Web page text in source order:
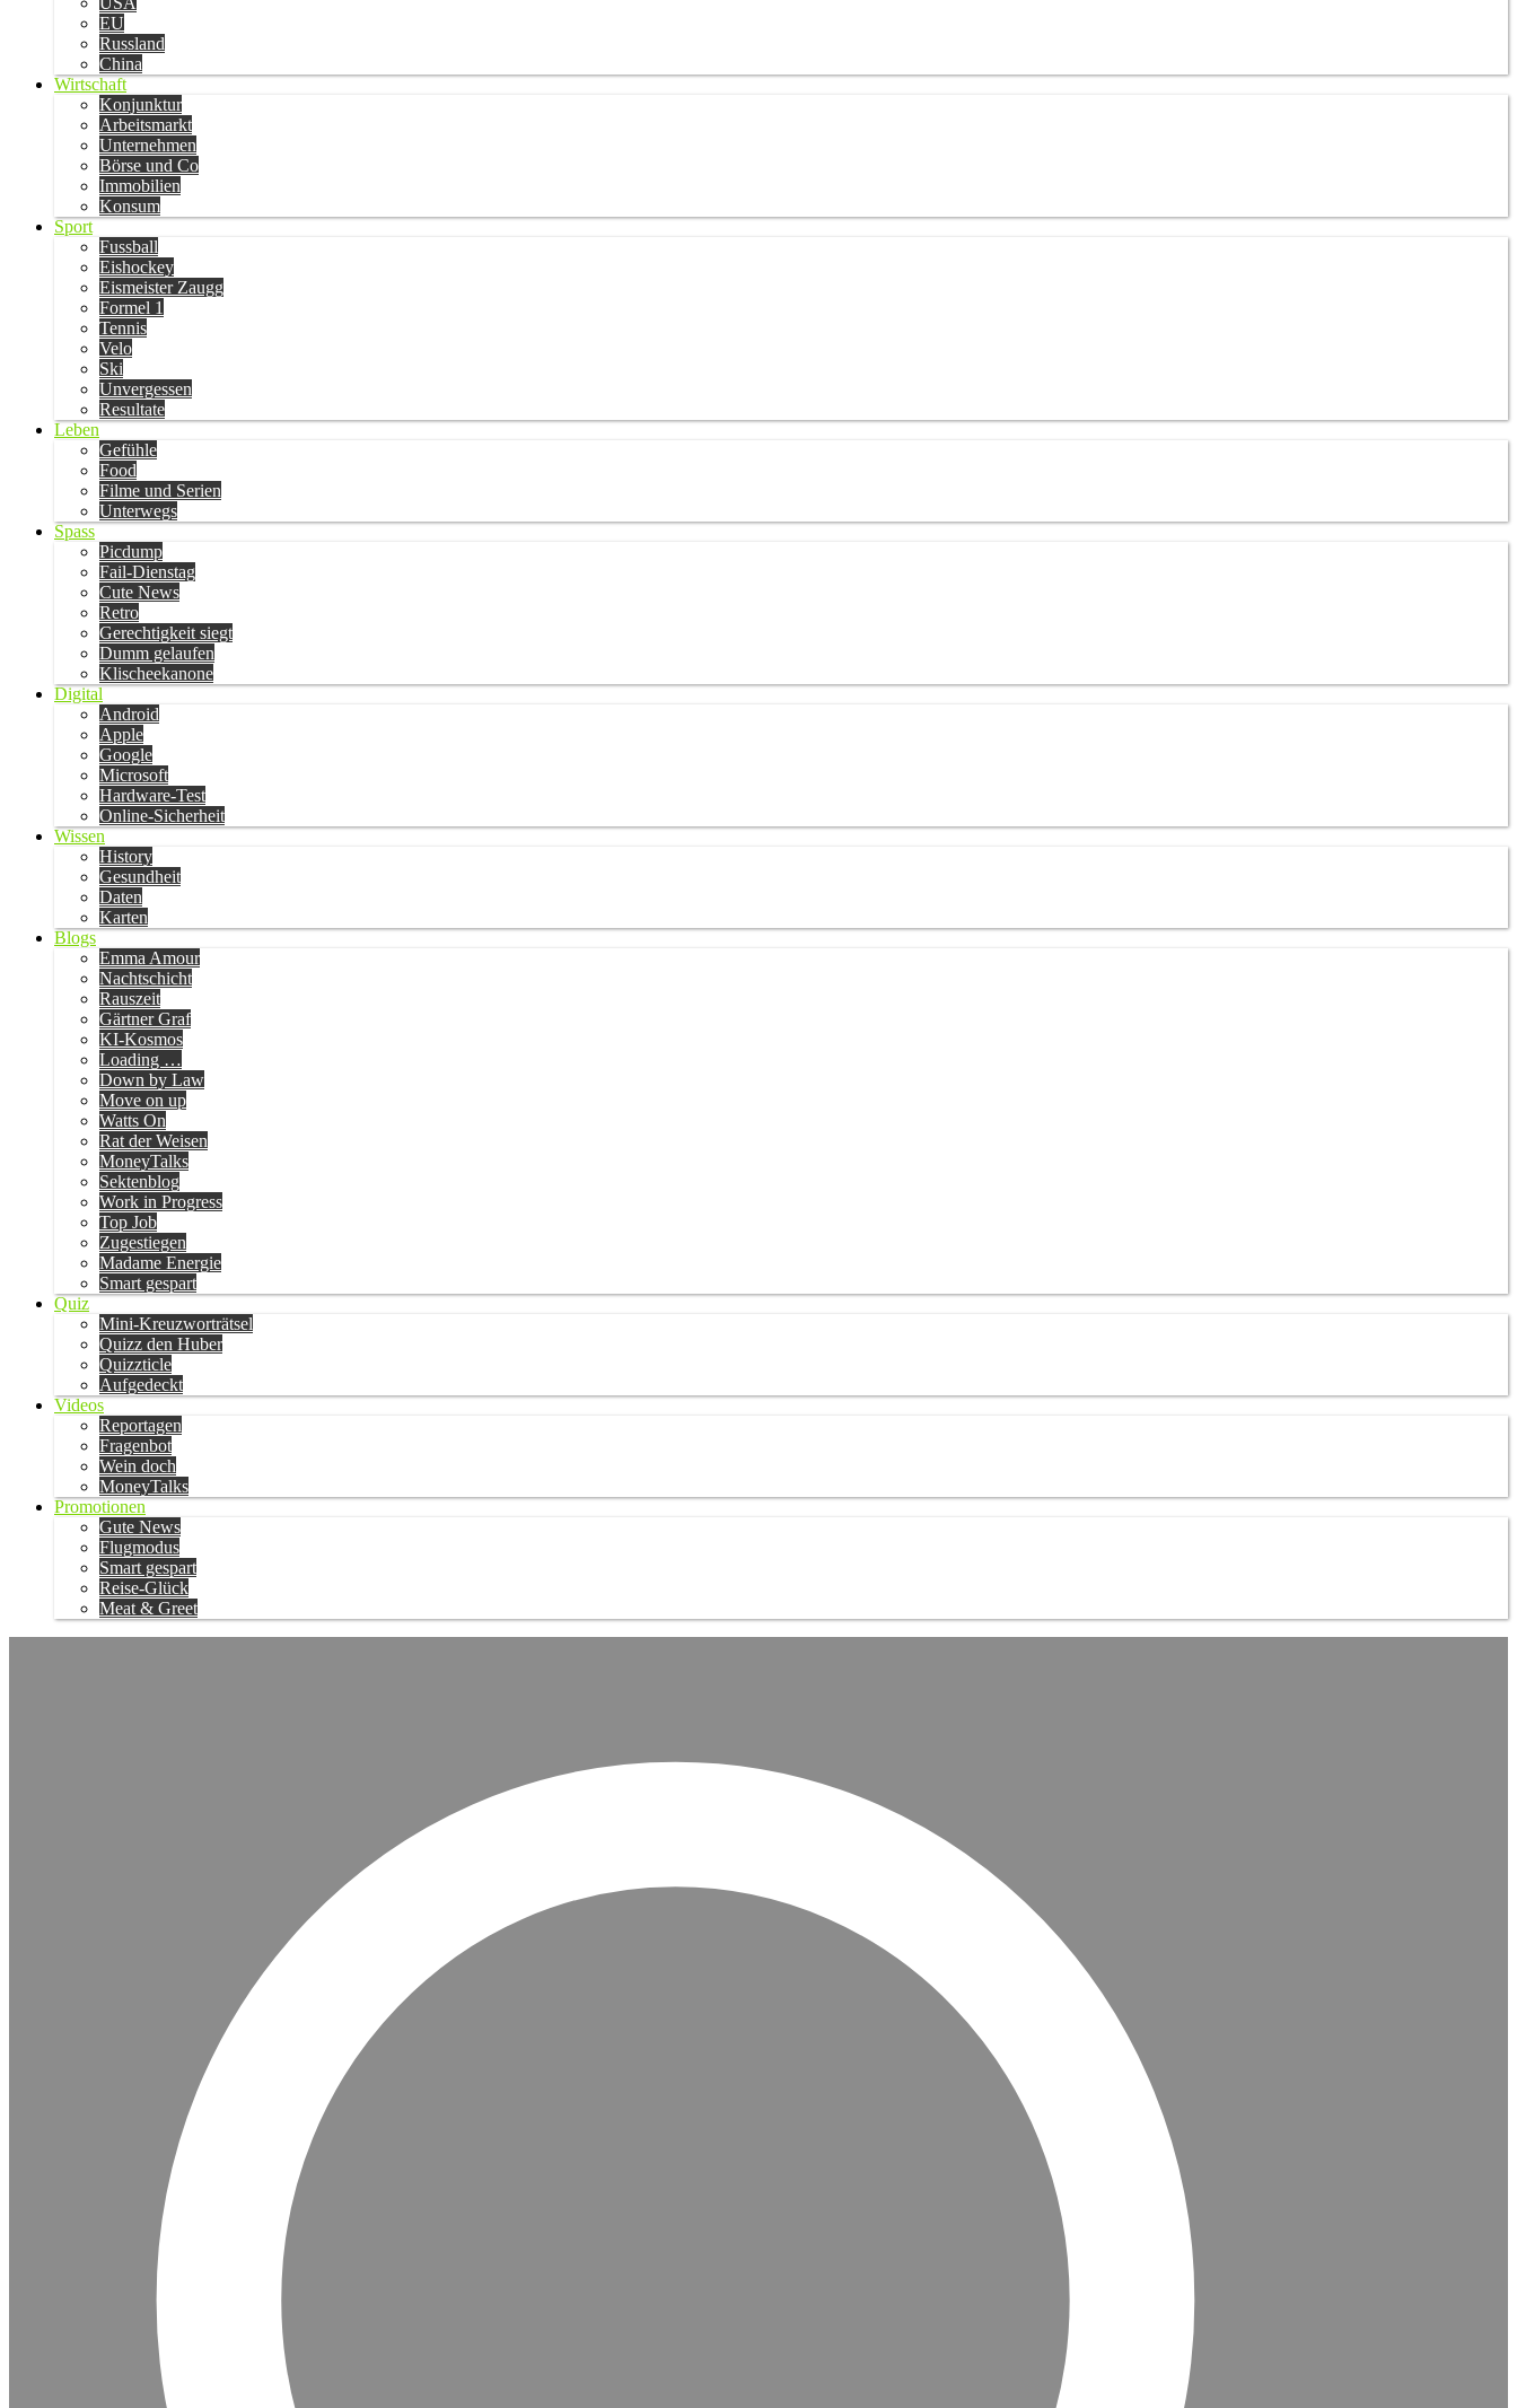
EU
Russland
China
Wirtschaft
Konjunktur
Arbeitsmarkt
Unternehmen
Börse und Co
Immobilien
Konsum
Sport
Fussball
Eishockey
Eismeister Zaugg
Formel 1
Tennis
Velo
Ski
Unvergessen
Resultate
Leben
Gefühle
Food
Filme und Serien
Unterwegs
Spass
Picdump
Fail-Dienstag
Cute News
Retro
Gerechtigkeit siegt
Dumm gelaufen
Klischeekanone
Digital
Android
Apple
Google
Microsoft
Hardware-Test
Online-Sicherheit
Wissen
History
Gesundheit
Daten
Karten
Blogs
Emma Amour
Nachtschicht
Rauszeit
Gärtner Graf
KI-Kosmos
Loading …
Down by Law
Move on up
Watts On
Rat der Weisen
MoneyTalks
Sektenblog
Work in Progress
Top Job
Zugestiegen
Madame Energie
Smart gespart
Quiz
Mini-Kreuzworträtsel
Quizz den Huber
Quizzticle
Aufgedeckt
Videos
Reportagen
Fragenbot
Wein doch
MoneyTalks
Promotionen
Gute News
Flugmodus
Smart gespart
Reise-Glück
Meat & Greet